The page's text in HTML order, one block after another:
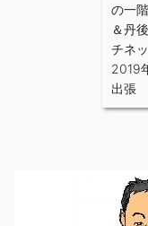
の一
＆丹
チネ
2019
出張